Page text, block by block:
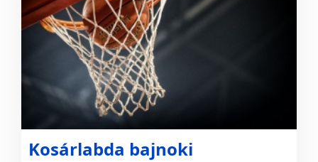
Kosárlabda bajnoki